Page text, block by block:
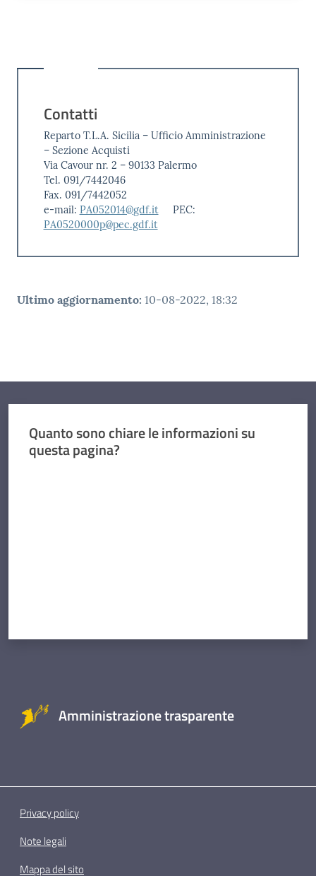
Contatti
Reparto T.L.A. Sicilia – Ufficio Amministrazione
– Sezione Acquisti
Via Cavour nr. 2 – 90133 Palermo
Tel. 091/7442046
Fax. 091/7442052
e-mail: PA052014@gdf.it
PEC:
PA0520000p@pec.gdf.it
Ultimo aggiornamento: 10-08-2022, 18:32
Quanto sono chiare le informazioni su
questa pagina?
Amministrazione trasparente
Privacy policy
Note legali
Mappa del sito